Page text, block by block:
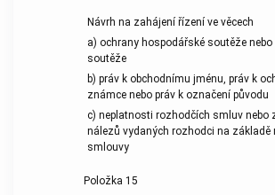
Návrh na zahájení řízení ve věcech
a) ochrany hospodářské soutěže nebo
soutěže
b) práv k obchodnímu jménu, práv k
známce nebo práv k označení původu
c) neplatnosti rozhodčích smluv nebo
nálezů vydaných rozhodci na základě
smlouvy
Položka 15